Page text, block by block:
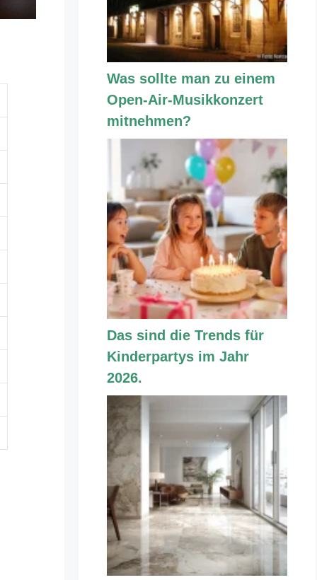
Was sollte man zu einem
Open-Air-Musikkonzert
mitnehmen?
Das sind die Trends für
Kinderpartys im Jahr
2026.